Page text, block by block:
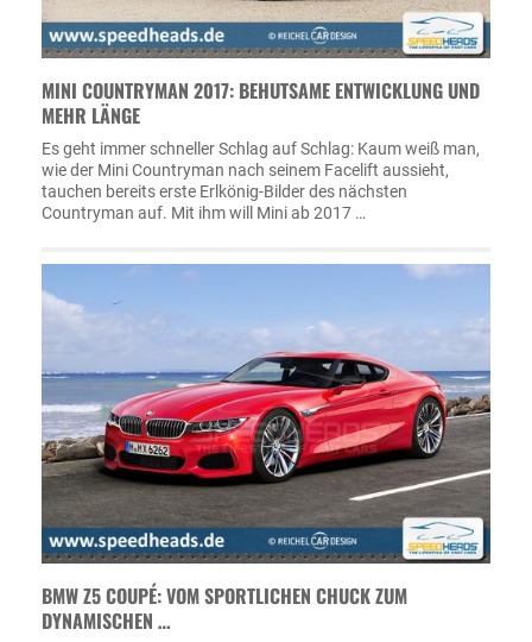
MINI COUNTRYMAN 2017: BEHUTSAME ENTWICKLUNG UND
MEHR LÄNGE
Es geht immer schneller Schlag auf Schlag: Kaum weiß man,
wie der Mini Countryman nach seinem Facelift aussieht,
tauchen bereits erste Erlkönig-Bilder des nächsten
Countryman auf. Mit ihm will Mini ab 2017 …
BMW Z5 COUPÉ: VOM SPORTLICHEN CHUCK ZUM
DYNAMISCHEN …